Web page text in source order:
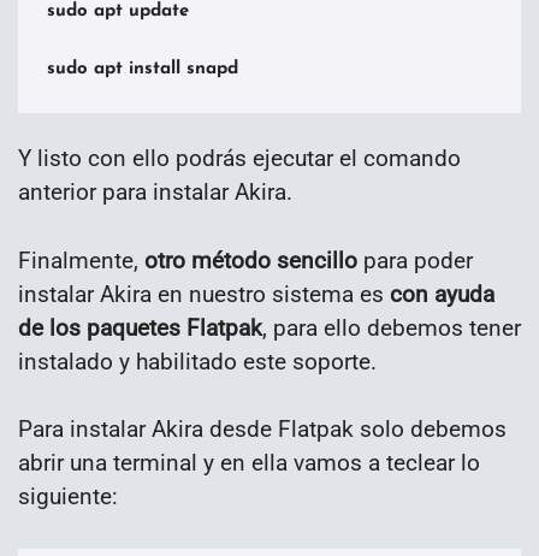
sudo apt update
sudo apt install snapd
Y listo con ello podrás ejecutar el comando
anterior para instalar Akira.
Finalmente, otro método sencillo para poder
instalar Akira en nuestro sistema es con ayuda
de los paquetes Flatpak, para ello debemos tener
instalado y habilitado este soporte.
Para instalar Akira desde Flatpak solo debemos
abrir una terminal y en ella vamos a teclear lo
siguiente: